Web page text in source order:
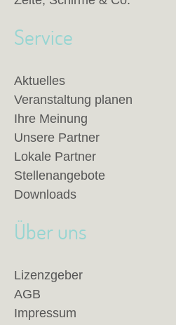
Service
Aktuelles
Veranstaltung planen
Ihre Meinung
Unsere Partner
Lokale Partner
Stellenangebote
Downloads
Über uns
Lizenzgeber
AGB
Impressum